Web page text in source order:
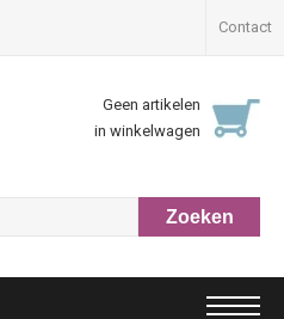
Contact
Geen artikelen
in winkelwagen